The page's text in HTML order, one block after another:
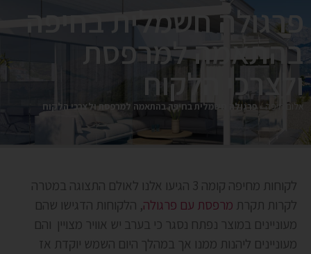
פרגולה חשמלית בחיפה
בהתאמה למרפסת
ולצרכי הלקוח
אלום חיפה»פרגולה חשמלית בחיפה בהתאמה למרפסת ולצרכי הלקוח
לקוחות מחיפה קומה 3 הגיעו אלנו לאולם התצוגה במטרה
לקרות תקרת מרפסת עם פרגולה, הלקוחות הדגישו שהם
מעוניינים במוצר נפתח נסגר כי בערב יש אוויר מצויין והם
מעוניינים ליהנות ממנו אך במהלך היום השמש יוקדת אז